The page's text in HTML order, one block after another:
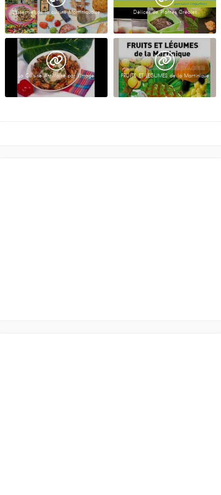
L’Essentiel de la cuisine Martiniquaise Délices de Plantes Créoles
La Cuisine Antillaise par l’Image FRUITS ET LEGUMES de la Martinique